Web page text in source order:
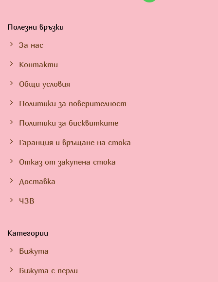
Полезни връзки
За нас
Контакти
Общи условия
Политики за поверителност
Политики за бисквитките
Гаранция и връщане на стока
Отказ от закупена стока
Доставка
ЧЗВ
Категории
Бижута
Бижута с перли